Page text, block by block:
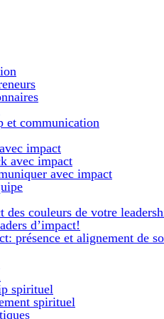
et communication
impact
avec impact
avec impact
des couleurs de votre
d’impact!
présence et alignement de
spirituel
spirituel